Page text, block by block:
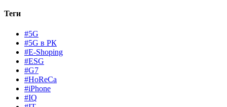
Теги
#5G
#5G в РК
#E-Shoping
#ESG
#G7
#HoReCa
#iPhone
#IQ